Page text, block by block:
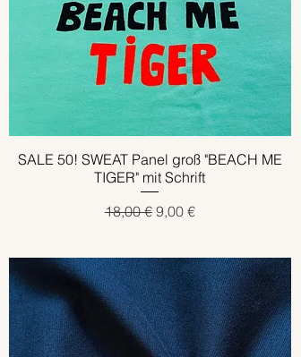
Schnellansicht
SALE 50! SWEAT Panel groß "BEACH ME
TIGER" mit Schrift
Standardpreis
18,00 € Sale-Preis
9,00 €